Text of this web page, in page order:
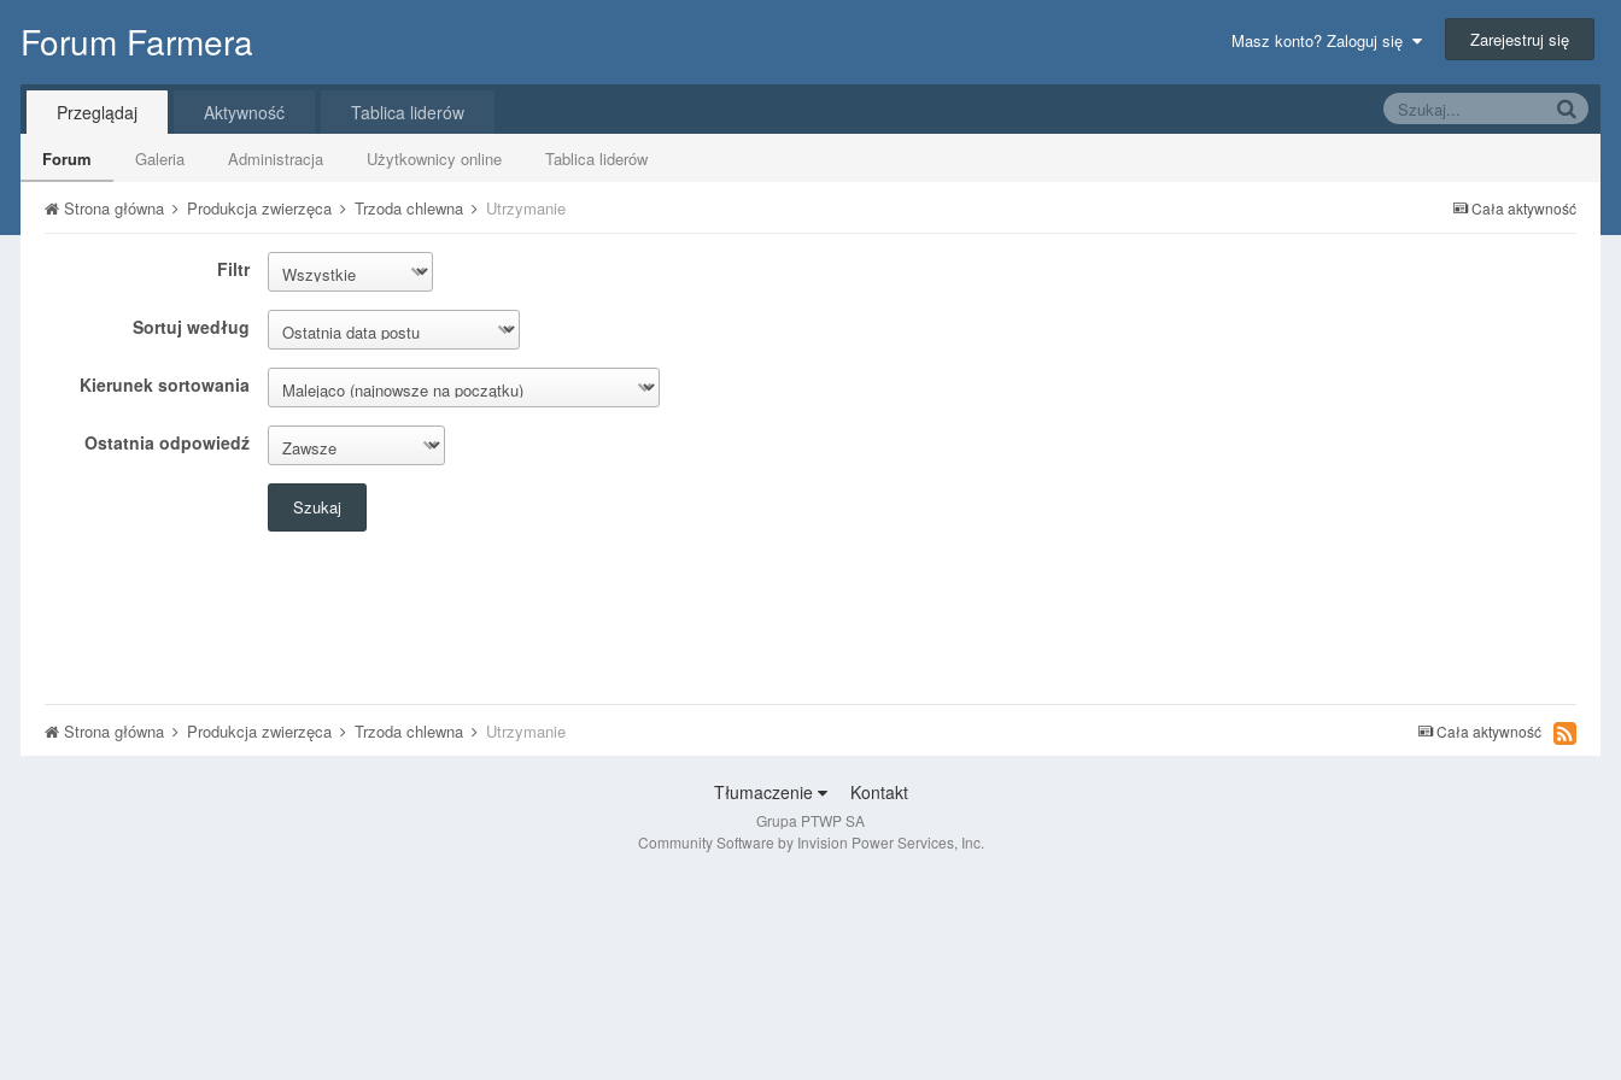
Forum Farmera Masz konto? Zaloguj się Zarejestruj się
Przeglądaj
Forum Galeria Administracja Użytkownicy online Tablica liderów
Aktywność Tablica liderów
Cała aktywność
Strona główna Produkcja zwierzęca Trzoda chlewna Utrzymanie
Filtr
Sortuj według
Kierunek sortowania
Ostatnia odpowiedź
Szukaj
Cała aktywność
Strona główna Produkcja zwierzęca Trzoda chlewna Utrzymanie
Tłumaczenie Kontakt
Grupa PTWP SA
Community Software by Invision Power Services, Inc.